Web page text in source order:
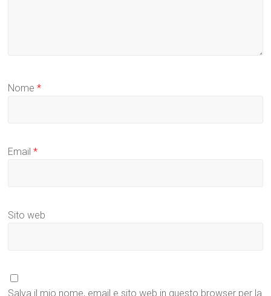
Nome*
Email*
Sito web
Salva il mio nome, email e sito web in questo browser per la